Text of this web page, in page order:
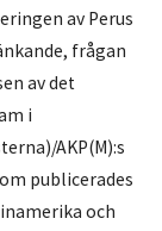
av Perus
frågan
av det
i
AKP(M):s
publicerades
och